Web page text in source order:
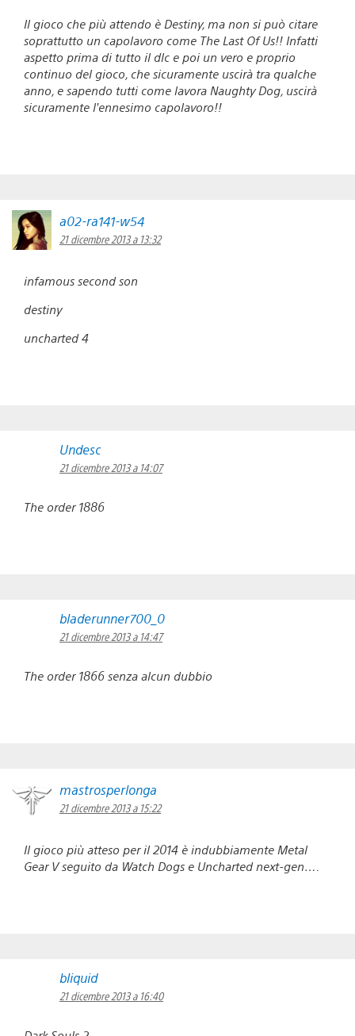
Il gioco che più attendo è Destiny, ma non si può citare
soprattutto un capolavoro come The Last Of Us!! Infatti
aspetto prima di tutto il dlc e poi un vero e proprio
continuo del gioco, che sicuramente uscirà tra qualche
anno, e sapendo tutti come lavora Naughty Dog, uscirà
sicuramente l’ennesimo capolavoro!!
a02-ra141-w54
21 dicembre 2013 a 13:32
infamous second son
destiny
uncharted 4
Undesc
21 dicembre 2013 a 14:07
The order 1886
bladerunner700_0
21 dicembre 2013 a 14:47
The order 1866 senza alcun dubbio
mastrosperlonga
21 dicembre 2013 a 15:22
Il gioco più atteso per il 2014 è indubbiamente Metal
Gear V seguito da Watch Dogs e Uncharted next-gen….
bliquid
21 dicembre 2013 a 16:40